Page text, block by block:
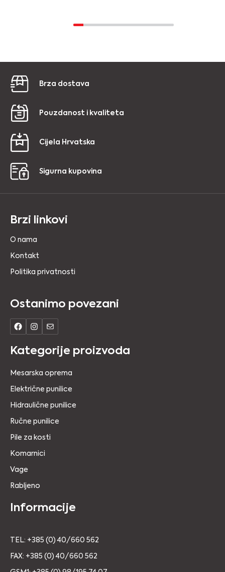
Brza dostava
Pouzdanost i kvaliteta
Cijela Hrvatska
Sigurna kupovina
Brzi linkovi
O nama
Kontakt
Politika privatnosti
Ostanimo povezani
Kategorije proizvoda
Mesarska oprema
Električne punilice
Hidraulične punilice
Ručne punilice
Pile za kosti
Komarnici
Vage
Rabljeno
Informacije
TEL: +385 (0) 40/660 562
FAX: +385 (0) 40/660 562